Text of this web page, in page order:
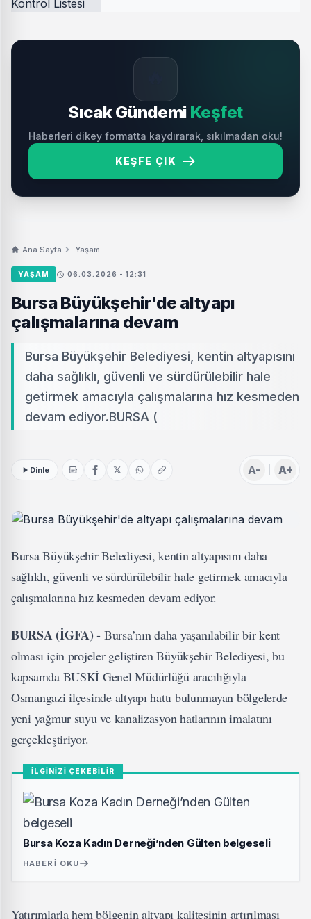
Sıcak Gündemi Keşfet
Haberleri dikey formatta kaydırarak, sıkılmadan oku!
KEŞFE ÇIK
Ana Sayfa Yaşam
YAŞAM 06.03.2026 - 12:31
Bursa Büyükşehir'de altyapı
çalışmalarına devam
Bursa Büyükşehir Belediyesi, kentin altyapısını
daha sağlıklı, güvenli ve sürdürülebilir hale
getirmek amacıyla çalışmalarına hız kesmeden
devam ediyor.BURSA (
Dinle A- A+
Bursa Büyükşehir Belediyesi, kentin altyapısını daha
sağlıklı, güvenli ve sürdürülebilir hale getirmek amacıyla
çalışmalarına hız kesmeden devam ediyor.
BURSA (İGFA) - Bursa’nın daha yaşanılabilir bir kent
olması için projeler geliştiren Büyükşehir Belediyesi, bu
kapsamda BUSKİ Genel Müdürlüğü aracılığıyla
Osmangazi ilçesinde altyapı hattı bulunmayan bölgelerde
yeni yağmur suyu ve kanalizasyon hatlarının imalatını
gerçekleştiriyor.
İLGİNİZİ ÇEKEBİLİR
Bursa Koza Kadın Derneği’nden Gülten belgeseli
HABERI OKU
Yatırımlarla hem bölgenin altyapı kalitesinin artırılması